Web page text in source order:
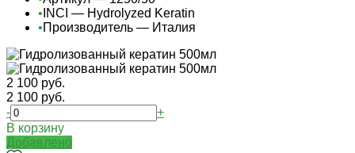
• INCI — Hydrolyzed Keratin
•Производитель — Италия
2 100 руб.
2 100 руб.
-
+
В корзину
Добавлено